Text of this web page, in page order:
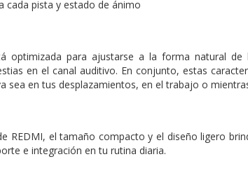
cada pista y estado de ánimo
optimizada para ajustarse a la forma natural de
en el canal auditivo. En conjunto, estas
sea en tus desplazamientos, en el trabajo o
REDMI, el tamaño compacto y el diseño ligero
e integración en tu rutina diaria.